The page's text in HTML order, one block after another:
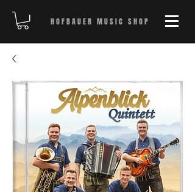
HOFBAUER MUSIC SHOP